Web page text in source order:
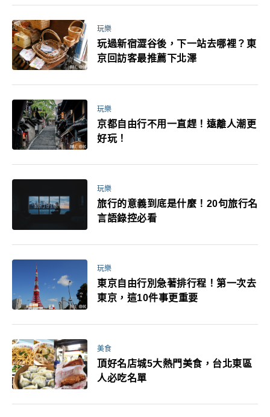
玩樂
玩過新宿澀谷後，下一站去哪裡？東
京回訪客最推薦下北澤
玩樂
京都自由行不用一直趕！遠離人潮更
好玩！
玩樂
旅行的意義到底是什麼！20句旅行名
言語錄控必看
玩樂
東京自由行別急著排行程！第一次去
東京，這10件事更重要
美食
頂好名店城5大熱門美食，台北東區
人必吃名單